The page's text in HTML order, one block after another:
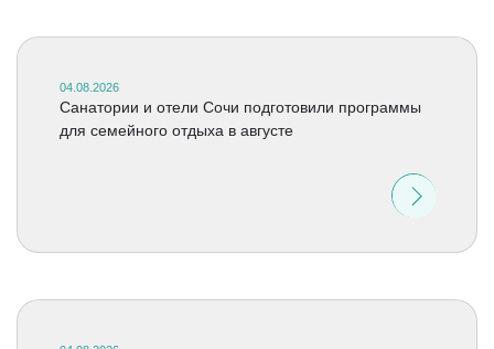
04.08.2026
Санатории и отели Сочи подготовили программы
для семейного отдыха в августе